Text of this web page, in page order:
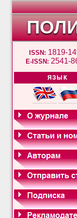
ISSN: 1819-
E-ISSN: 2541-
ЯЗЫК